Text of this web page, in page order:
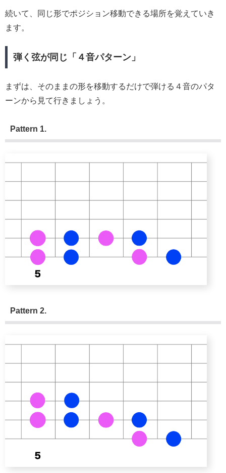
続いて、同じ形でポジション移動できる場所を覚えていき
ます。
弾く弦が同じ「４音パターン」
まずは、そのままの形を移動するだけで弾ける４音のパタ
ーンから見て行きましょう。
Pattern 1.
Pattern 2.